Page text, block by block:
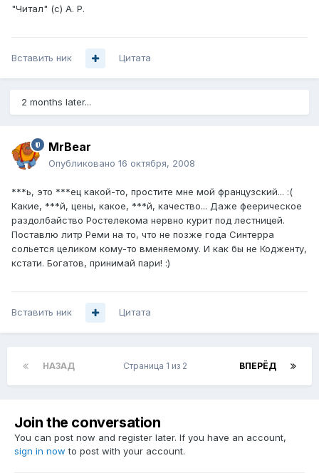
"Читал" (с) А. Р.
Вставить ник Цитата
2 months later...
MrBear
Опубликовано 16 октября, 2008
***ь, это ***ец какой-то, простите мне мой французский... :(
Какие, ***й, цены, какое, ***й, качество... Даже феерическое
раздолбайство Ростелекома нервно курит под лестницей.
Поставлю литр Реми на то, что не позже года Синтерра
сольется целиком кому-то вменяемому. И как бы не Кодженту,
кстати. Богатов, принимай пари! :)
Вставить ник Цитата
НАЗАД ВПЕРЁД
Страница 1 из 2
Join the conversation
You can post now and register later. If you have an account,
sign in now to post with your account.